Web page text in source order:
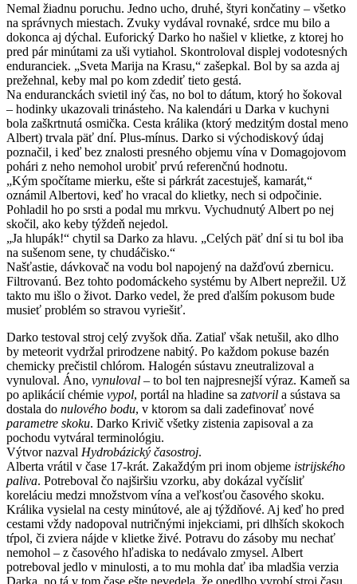
Nemal žiadnu poruchu. Jedno ucho, druhé, štyri končatiny – všetko
na správnych miestach. Zvuky vydával rovnaké, srdce mu bilo a
dokonca aj dýchal. Euforický Darko ho našiel v klietke, z ktorej ho
pred pár minútami za uši vytiahol. Skontroloval displej vodotesných
enduranciek. „Sveta Marija na Krasu,“ zašepkal. Bol by sa azda aj
prežehnal, keby mal po kom zdediť tieto gestá.
Na enduranckách svietil iný čas, no bol to dátum, ktorý ho šokoval
– hodinky ukazovali trinásteho. Na kalendári u Darka v kuchyni
bola zaškrtnutá osmička. Cesta králika (ktorý medzitým dostal meno
Albert) trvala päť dní. Plus-mínus. Darko si východiskový údaj
poznačil, i keď bez znalosti presného objemu vína v Domagojovom
pohári z neho nemohol urobiť prvú referenčnú hodnotu.
„Kým spočítame mierku, ešte si párkrát zacestuješ, kamarát,“
oznámil Albertovi, keď ho vracal do klietky, nech si odpočinie.
Pohladil ho po srsti a podal mu mrkvu. Vychudnutý Albert po nej
skočil, ako keby týždeň nejedol.
„Ja hlupák!“ chytil sa Darko za hlavu. „Celých päť dní si tu bol iba
na sušenom sene, ty chudáčisko.“
Našťastie, dávkovač na vodu bol napojený na dažďovú zbernicu.
Filtrovanú. Bez tohto podomáckeho systému by Albert neprežil. Už
takto mu išlo o život. Darko vedel, že pred ďalším pokusom bude
musieť problém so stravou vyriešiť.
Darko testoval stroj celý zvyšok dňa. Zatiaľ však netušil, ako dlho
by meteorit vydržal prirodzene nabitý. Po každom pokuse bazén
chemicky prečistil chlórom. Halogén sústavu zneutralizoval a
vynuloval. Áno, vynuloval – to bol ten najpresnejší výraz. Kameň sa
po aplikácií chémie vypol, portál na hladine sa zatvoril a sústava sa
dostala do nulového bodu, v ktorom sa dali zadefinovať nové
parametre skoku. Darko Krivič všetky zistenia zapisoval a za
pochodu vytváral terminológiu.
Výtvor nazval Hydrobázický časostroj.
Alberta vrátil v čase 17-krát. Zakaždým pri inom objeme istrijského
paliva. Potreboval čo najširšiu vzorku, aby dokázal vyčísliť
koreláciu medzi množstvom vína a veľkosťou časového skoku.
Králika vysielal na cesty minútové, ale aj týždňové. Aj keď ho pred
cestami vždy nadopoval nutričnými injekciami, pri dlhších skokoch
tŕpol, či zviera nájde v klietke živé. Potravu do zásoby mu nechať
nemohol – z časového hľadiska to nedávalo zmysel. Albert
potreboval jedlo v minulosti, a to mu mohla dať iba mladšia verzia
Darka, no tá v tom čase ešte nevedela, že onedlho vyrobí stroj času.